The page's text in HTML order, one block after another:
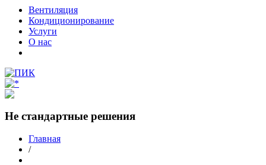
Вентиляция
Кондиционирование
Услуги
О нас
Не стандартные решения
Главная
/